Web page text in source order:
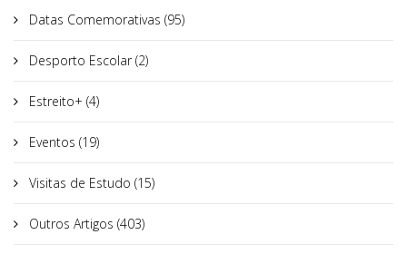
Datas Comemorativas (95)
Desporto Escolar (2)
Estreito+ (4)
Eventos (19)
Visitas de Estudo (15)
Outros Artigos (403)